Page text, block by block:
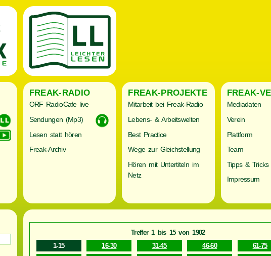
FREAK-RADIO
ORF RadioCafe live
Sendungen (Mp3)
Lesen statt hören
Freak-Archiv
FREAK-PROJEKTE
Mitarbeit bei Freak-Radio
Lebens- & Arbeitswelten
Best Practice
Wege zur Gleichstellung
Hören mit Untertiteln im
Netz
FREAK-
Mediadaten
Verein
Plattform
Team
Tipps & Tricks
Impressum
Treffer1 bis 15von1902
1-15
16-30 31-45 46-60
61-75